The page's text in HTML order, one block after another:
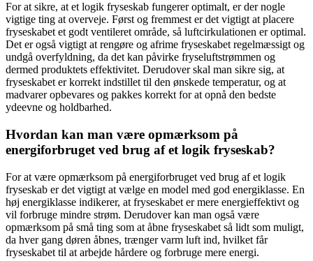
For at sikre, at et logik fryseskab fungerer optimalt, er der nogle
vigtige ting at overveje. Først og fremmest er det vigtigt at placere
fryseskabet et godt ventileret område, så luftcirkulationen er optimal.
Det er også vigtigt at rengøre og afrime fryseskabet regelmæssigt og
undgå overfyldning, da det kan påvirke fryseluftstrømmen og
dermed produktets effektivitet. Derudover skal man sikre sig, at
fryseskabet er korrekt indstillet til den ønskede temperatur, og at
madvarer opbevares og pakkes korrekt for at opnå den bedste
ydeevne og holdbarhed.
Hvordan kan man være opmærksom på
energiforbruget ved brug af et logik fryseskab?
For at være opmærksom på energiforbruget ved brug af et logik
fryseskab er det vigtigt at vælge en model med god energiklasse. En
høj energiklasse indikerer, at fryseskabet er mere energieffektivt og
vil forbruge mindre strøm. Derudover kan man også være
opmærksom på små ting som at åbne fryseskabet så lidt som muligt,
da hver gang døren åbnes, trænger varm luft ind, hvilket får
fryseskabet til at arbejde hårdere og forbruge mere energi.